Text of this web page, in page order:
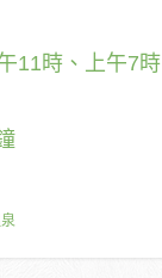
11時、上午7時